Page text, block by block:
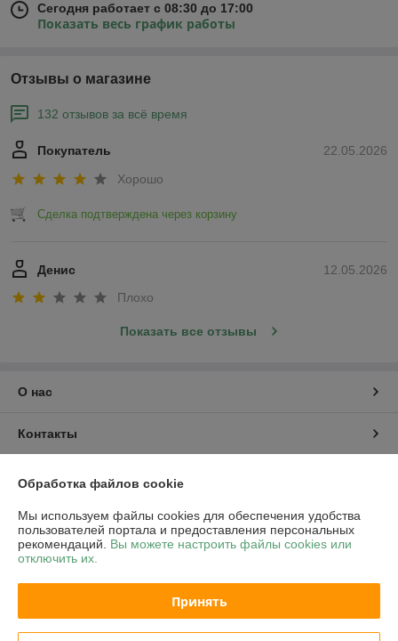
Сегодня работает с 08:30 до 17:00
Показать весь график работы
Отзывы о магазине
132 отзывов за всё время
22.05.2026
Покупатель
Хорошо
Сделка подтверждена через корзину
12.05.2026
Денис
Плохо
Показать все отзывы
О нас
Контакты
График работы
Полная версия сайта
Политика обработки cookies
Обработка файлов cookie
Мы используем файлы cookies для обеспечения удобства
пользователей портала и предоставления персональных
рекомендаций. Вы можете настроить файлы cookies или
отключить их.
Принять